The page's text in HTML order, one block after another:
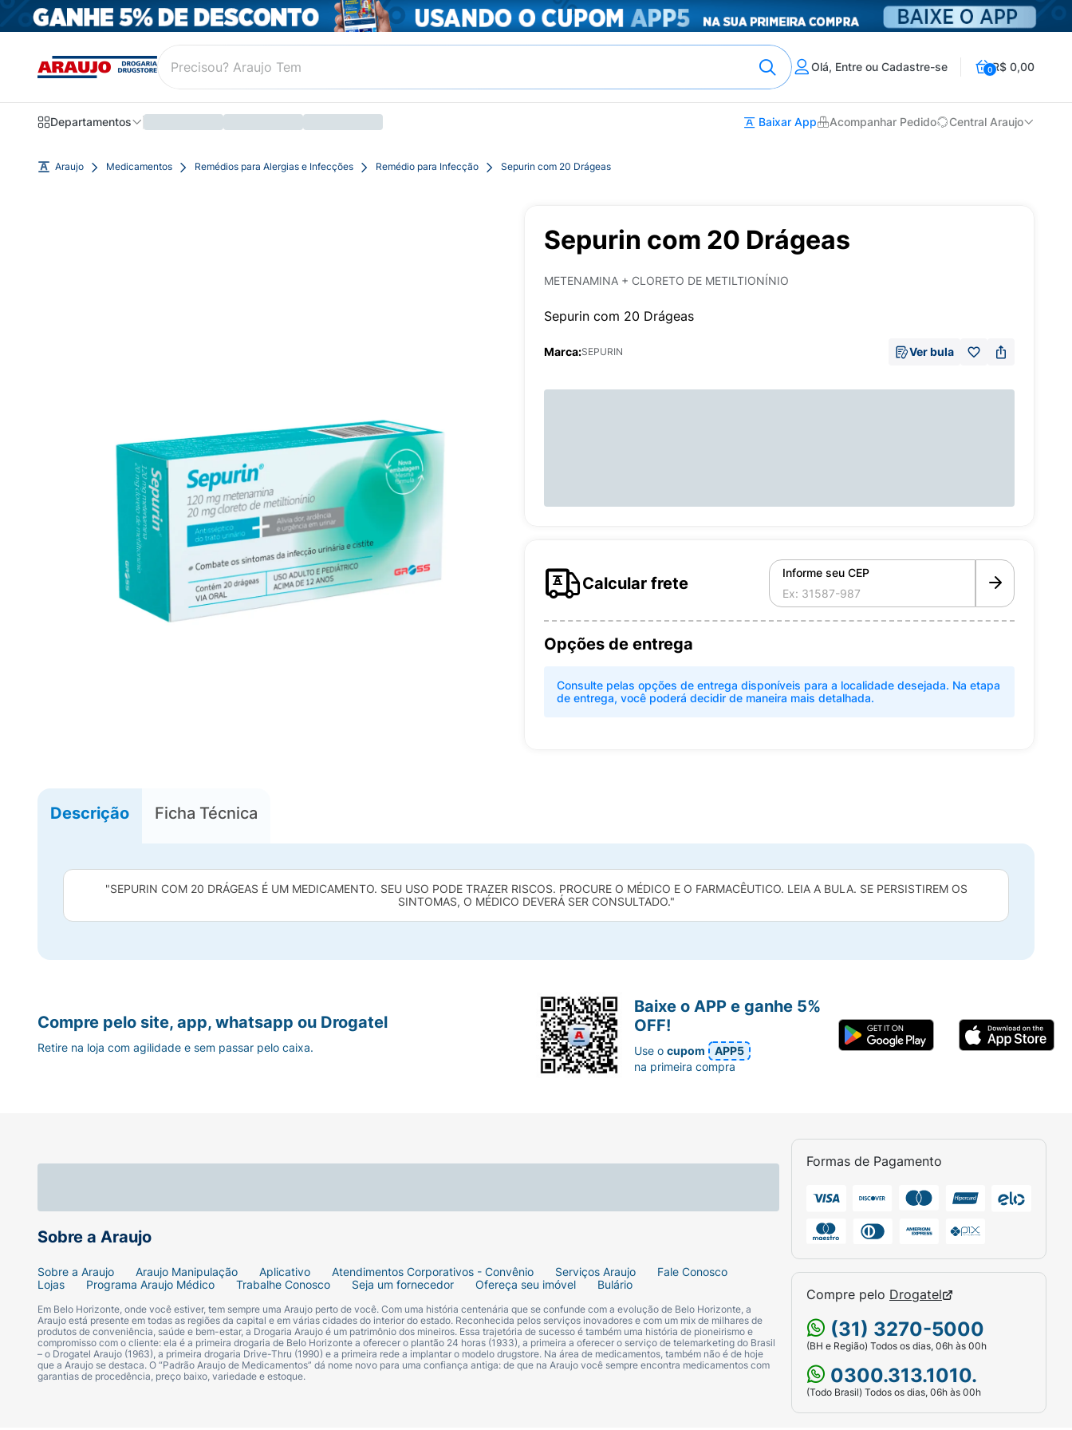
Olá, Entre ou Cadastre-se 0R$ 0,00
Departamentos Baixar App Acompanhar Pedido Central Araujo
Araujo Medicamentos Remédios para Alergias e Infecções Remédio para Infecção Sepurin com 20 Drágeas
Sepurin com 20 Drágeas
METENAMINA + CLORETO DE METILTIONÍNIO
Sepurin com 20 Drágeas
Marca:SEPURIN Ver bula
Calcular frete
Informe seu CEP
Opções de entrega
Consulte pelas opções de entrega disponíveis para a localidade desejada. Na etapa
de entrega, você poderá decidir de maneira mais detalhada.
Descrição Ficha Técnica
"SEPURIN COM 20 DRÁGEAS É UM MEDICAMENTO. SEU USO PODE TRAZER RISCOS. PROCURE O MÉDICO E O FARMACÊUTICO. LEIA A BULA. SE PERSISTIREM OS
SINTOMAS, O MÉDICO DEVERÁ SER CONSULTADO."
Sobre a Araujo
Sobre a Araujo Araujo Manipulação Aplicativo Atendimentos Corporativos - Convênio Serviços Araujo
Fale Conosco
Lojas
Programa Araujo Médico Trabalhe Conosco Seja um fornecedor Ofereça seu imóvel Bulário
Em Belo Horizonte, onde você estiver, tem sempre uma Araujo perto de você. Com uma história centenária que se confunde com a evolução de Belo Horizonte, a
Araujo está presente em todas as regiões da capital e em várias cidades do interior do estado. Reconhecida pelos serviços inovadores e com um mix de milhares de
produtos de conveniência, saúde e bem-estar, a Drogaria Araujo é um patrimônio dos mineiros. Essa trajetória de sucesso é também uma história de pioneirismo e
compromisso com o cliente: ela é a primeira drogaria de Belo Horizonte a oferecer o plantão 24 horas (1933), a primeira a oferecer o serviço de telemarketing do Brasil
– o Drogatel Araujo (1963), a primeira drogaria Drive-Thru (1990) e a primeira rede a implantar o modelo drugstore. Na área de medicamentos, também não é de hoje
que a Araujo se destaca. O “Padrão Araujo de Medicamentos” dá nome novo para uma confiança antiga: de que na Araujo você sempre encontra medicamentos com
garantias de procedência, preço baixo, variedade e estoque.
Formas de Pagamento
Compre pelo Drogatel
(31) 3270-5000
(BH e Região) Todos os dias, 06h às 00h
0300.313.1010.
(Todo Brasil) Todos os dias, 06h às 00h
Compre pelo site, app, whatsapp ou Drogatel
Retire na loja com agilidade e sem passar pelo caixa.
Baixe o APP e ganhe 5%
OFF!
Use ocupom
APP5
na primeira compra